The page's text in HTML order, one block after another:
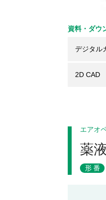
資料・ダウ
デジタル
2D CAD
エアオ
薬
形番